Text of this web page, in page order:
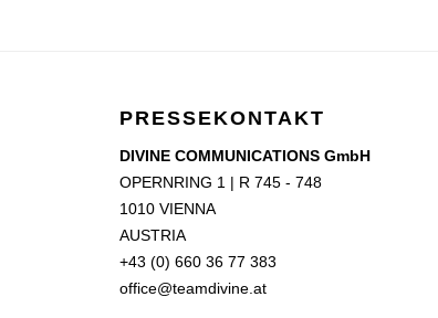
PRESSEKONTAKT
DIVINE COMMUNICATIONS GmbH
OPERNRING 1 | R 745 - 748
1010 VIENNA
AUSTRIA
+43 (0) 660 36 77 383
office@teamdivine.at